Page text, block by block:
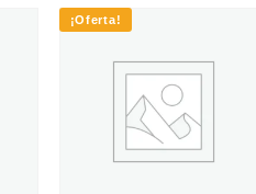
¡Oferta!